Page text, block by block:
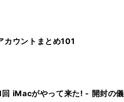
ウントまとめ101
iMacがやって来た! - 開封の儀